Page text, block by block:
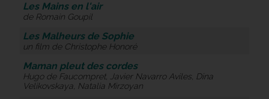
Les Mains en l'air
de Romain Goupil
Les Malheurs de Sophie
un film de Christophe Honoré
Maman pleut des cordes
Hugo de Faucompret, Javier Navarro Aviles, Dina
Velikovskaya, Natalia Mirzoyan